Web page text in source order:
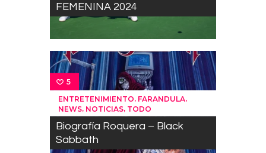
FEMENINA 2024
5
ENTRETENIMIENTO, FARANDULA,
NEWS, NOTICIAS, TODO
Biografía Roquera – Black
Sabbath